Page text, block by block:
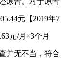
元【2019年7
元/月×3个月
并无不当，符合